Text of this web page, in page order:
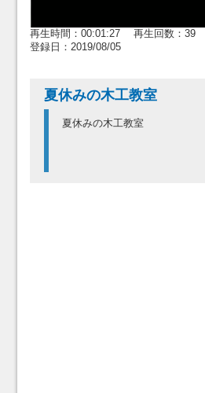
再生時間：00:01:27 再生回数：39
登録日：2019/08/05
夏休みの木工教室
夏休みの木工教室